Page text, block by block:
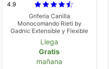
4.9
Griferia Canilla
Monocomando Rieti by
Gadnic Extensible y Flexible
Llega
Gratis
mañana